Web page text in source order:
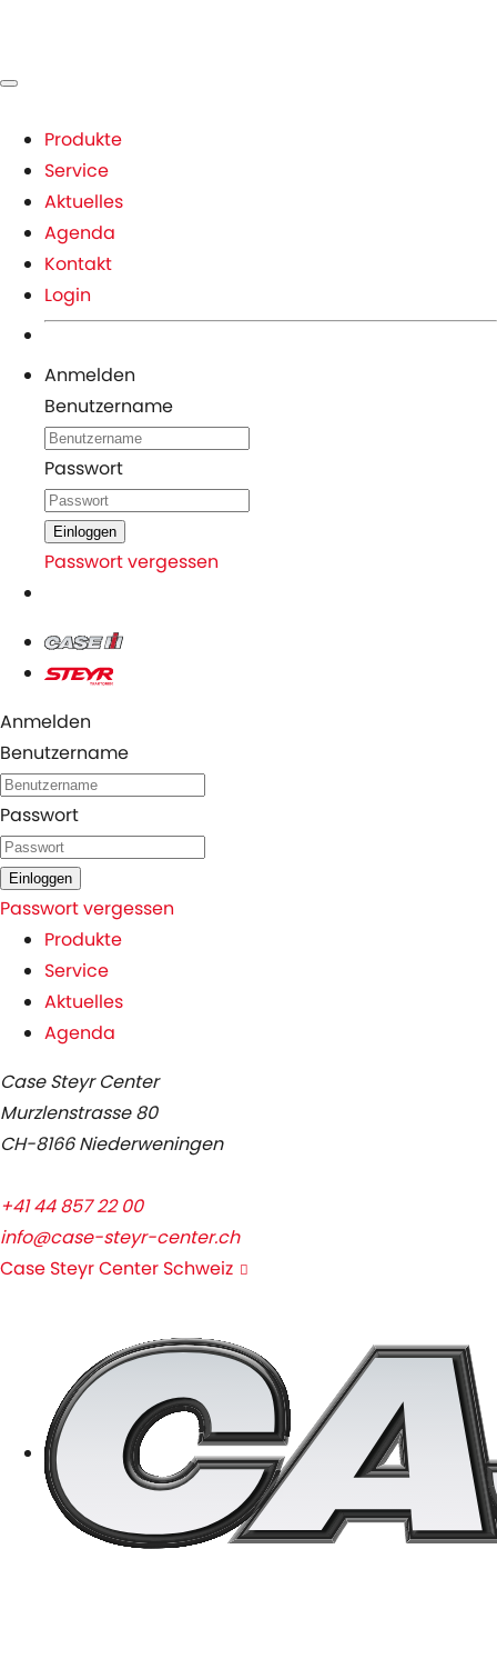
Produkte
Service
Aktuelles
Agenda
Kontakt
Login
Anmelden
Benutzername
Passwort
Einloggen
Passwort vergessen
Anmelden
Benutzername
Passwort
Einloggen
Passwort vergessen
Produkte
Service
Aktuelles
Agenda
Case Steyr Center
Murzlenstrasse 80
CH-8166 Niederweningen
+41 44 857 22 00
info@case-steyr-center.ch
Case Steyr Center Schweiz